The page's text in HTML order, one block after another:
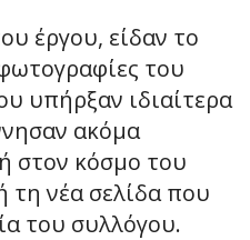
έργου, είδαν το
του
υπήρξαν ιδιαίτερα
ακόμα
στον κόσμο του
τη νέα σελίδα που
του συλλόγου.